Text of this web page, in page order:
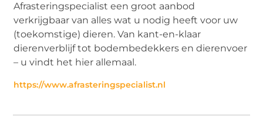
Afrasteringspecialist een groot aanbod
verkrijgbaar van alles wat u nodig heeft voor uw
(toekomstige) dieren. Van kant-en-klaar
dierenverblijf tot bodembedekkers en dierenvoer
– u vindt het hier allemaal.
https://www.afrasteringspecialist.nl